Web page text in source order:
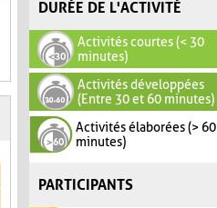
DURÉE DE L'ACTIVITÉ
Activités courtes (< 30
minutes)
Activités développées
(Entre 30 et 60 minutes)
Activités élaborées (> 60
minutes)
PARTICIPANTS